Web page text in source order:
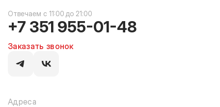
c 11:00 до 21:00
+7 351 955-01-48
Заказать звонок
Адреса